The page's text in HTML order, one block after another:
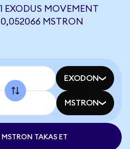
EXODUS MOVEMENT
MSTRON
EXODON
MSTRON
TAKAS ET